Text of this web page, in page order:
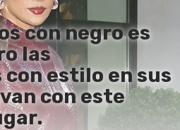
con negro es
las
estilo en sus
con este